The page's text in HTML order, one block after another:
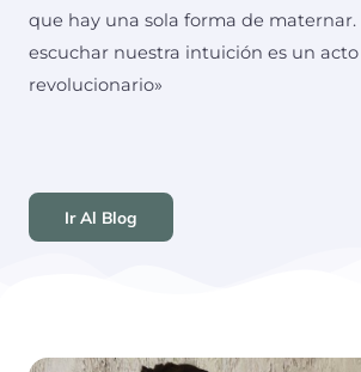
que hay una sola forma de maternar.
escuchar nuestra intuición es un acto
revolucionario»
Ir Al Blog